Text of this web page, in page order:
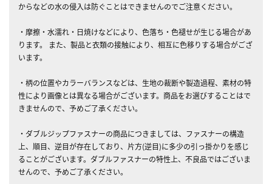
からなどの水の侵入は防ぐことはできませんのでご注意ください。
・摩擦・水濡れ・日焼けなどにより、色落ち・色褪せが生じる場合があ
ります。 また、製品と衣類の接触により、相互に色移りする場合がござ
います。
・柄の位置やカラーバランスなどは、生地の裁断や製造過程、素材の特
性により画像とは異なる場合がございます。商品をお選びすることはで
きませんので、予めご了承ください。
・ダブルジップファスナーの商品につきましては、ファスナーの構造
上、順目、逆目が存在しており、片方(逆目)に多少の引っ掛かりを感じ
ることがございます。ダブルファスナーの特性上、不良品ではございま
せんので、予めご了承ください。